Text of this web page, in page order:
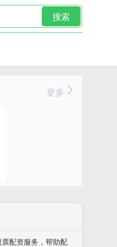
搜索
更多
配资服务，帮助配